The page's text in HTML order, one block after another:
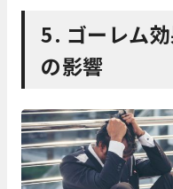
5. ゴーレム
の影響